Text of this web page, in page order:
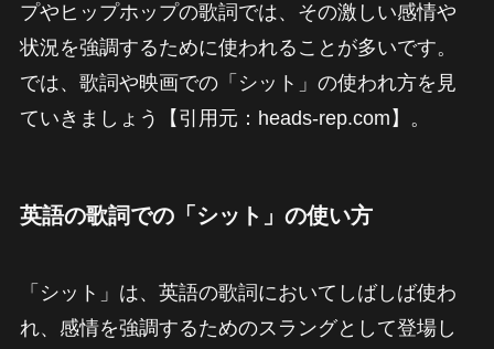
プやヒップホップの歌詞では、その激しい感情や
状況を強調するために使われることが多いです。
では、歌詞や映画での「シット」の使われ方を見
ていきましょう【引用元：heads-rep.com】。
英語の歌詞での「シット」の使い方
「シット」は、英語の歌詞においてしばしば使わ
れ、感情を強調するためのスラングとして登場し